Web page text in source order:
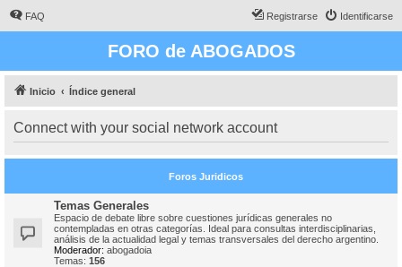
FAQ Identificarse
Registrarse
FORO de ABOGADOS
Inicio Índice general
Connect with your social network account
Foros Juridicos
Temas Generales
Espacio de debate libre sobre cuestiones jurídicas generales no
contempladas en otras categorías. Ideal para consultas interdisciplinarias,
análisis de la actualidad legal y temas transversales del derecho argentino.
Moderador: abogadoia
Temas: 156